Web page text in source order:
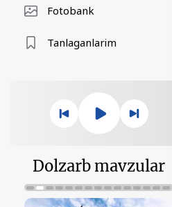
Fotobank
Tanlaganlarim
Dolzarb mavzular